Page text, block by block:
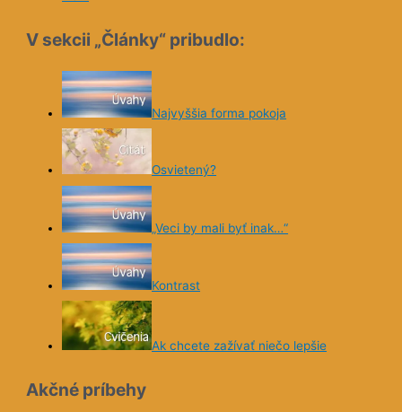
V sekcii „Články“ pribudlo:
Najvyššia forma pokoja
Osvietený?
„Veci by mali byť inak…“
Kontrast
Ak chcete zažívať niečo lepšie
Akčné príbehy